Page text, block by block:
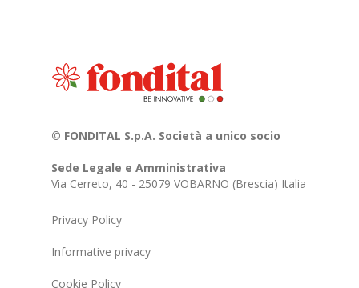
© FONDITAL S.p.A. Società a unico socio
Sede Legale e Amministrativa
Via Cerreto, 40 - 25079 VOBARNO (Brescia) Italia
Privacy Policy
Informative privacy
Cookie Policy